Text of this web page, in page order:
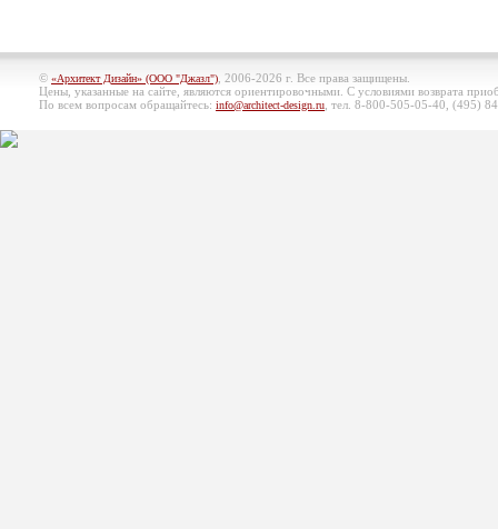
© «Архитект Дизайн» (ООО "Джазл") , 2006-2026 г. Все права защищены.
Цены, указанные на сайте, являются ориентировочными. С условиями возврата
По всем вопросам обращайтесь: info@architect-design.ru , тел. 8-800-505-05-40, (495)